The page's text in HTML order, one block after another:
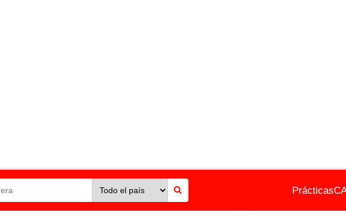
Prácticas